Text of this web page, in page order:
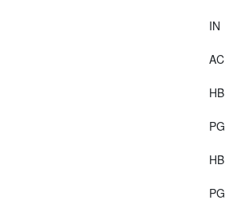
IN
AC
HB
PG
HB
PG